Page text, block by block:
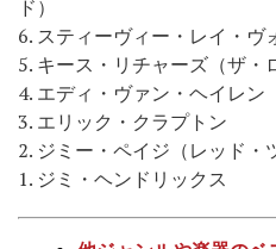
ド）
6. スティーヴィー・レイ・ヴ
5. キース・リチャーズ（ザ・
4. エディ・ヴァン・ヘイレン
3. エリック・クラプトン
2. ジミー・ペイジ（レッド・
1. ジミ・ヘンドリックス